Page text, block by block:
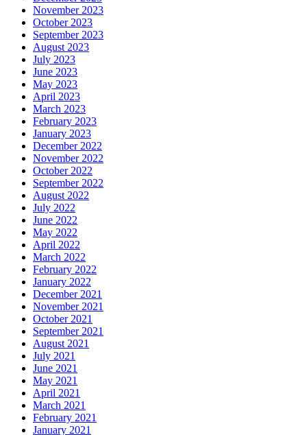
November 2023
October 2023
September 2023
August 2023
July 2023
June 2023
May 2023
April 2023
March 2023
February 2023
January 2023
December 2022
November 2022
October 2022
September 2022
August 2022
July 2022
June 2022
May 2022
April 2022
March 2022
February 2022
January 2022
December 2021
November 2021
October 2021
September 2021
August 2021
July 2021
June 2021
May 2021
April 2021
March 2021
February 2021
January 2021